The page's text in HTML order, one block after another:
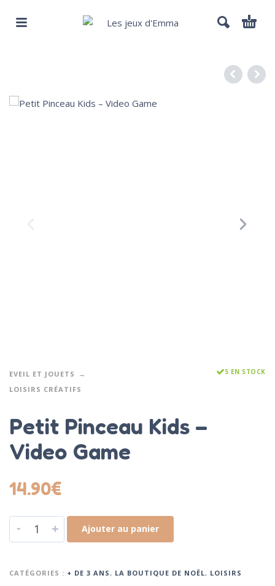
EVEIL ET JOUETS
LOISIRS CRÉATIFS
5 EN STOCK
Petit Pinceau Kids –
Video Game
14.90€
- + Ajouter au panier
CATÉGORIES : + DE 3 ANS, LA BOUTIQUE DE NOËL, LOISIRS